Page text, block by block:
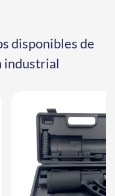
disponibles de
industrial